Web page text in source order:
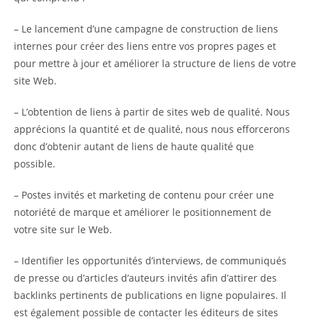
– Le lancement d’une campagne de construction de liens
internes pour créer des liens entre vos propres pages et
pour mettre à jour et améliorer la structure de liens de votre
site Web.
– L’obtention de liens à partir de sites web de qualité. Nous
apprécions la quantité et de qualité, nous nous efforcerons
donc d’obtenir autant de liens de haute qualité que
possible.
– Postes invités et marketing de contenu pour créer une
notoriété de marque et améliorer le positionnement de
votre site sur le Web.
– Identifier les opportunités d’interviews, de communiqués
de presse ou d’articles d’auteurs invités afin d’attirer des
backlinks pertinents de publications en ligne populaires. Il
est également possible de contacter les éditeurs de sites